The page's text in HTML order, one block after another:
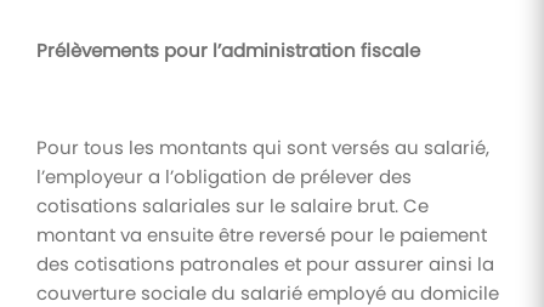
Prélèvements pour l’administration fiscale
Pour tous les montants qui sont versés au salarié,
l’employeur a l’obligation de prélever des
cotisations salariales sur le salaire brut. Ce
montant va ensuite être reversé pour le paiement
des cotisations patronales et pour assurer ainsi la
couverture sociale du salarié employé au domicile